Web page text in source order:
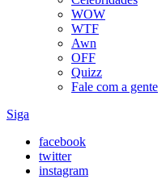
WOW
WTF
Awn
OFF
Quizz
Fale com a gente
Siga
facebook
twitter
instagram